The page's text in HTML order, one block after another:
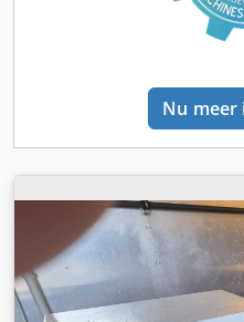
displays, bijvoorbeeld van
een vergelijkbaar merk). •
type), wat het transport en
productielijn
Dankzij de debietmeters
nauwkeurige dosering van
overdracht van media
van roestvrij staal maakt
systemen (Cleaning In
Complete module, klaar om
Nu